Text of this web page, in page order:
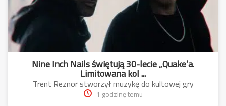
Nine Inch Nails świętują 30-lecie „Quake’a.
Limitowana kol ...
Trent Reznor stworzył muzykę do kultowej gry
1 godzinę temu